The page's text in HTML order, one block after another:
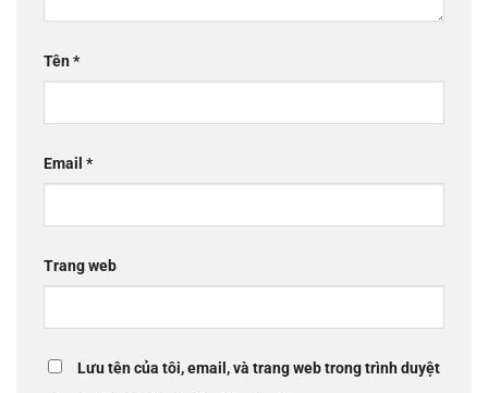
Tên*
Email *
Trang web
Lưu tên của tôi, email, và trang web trong trình duyệt